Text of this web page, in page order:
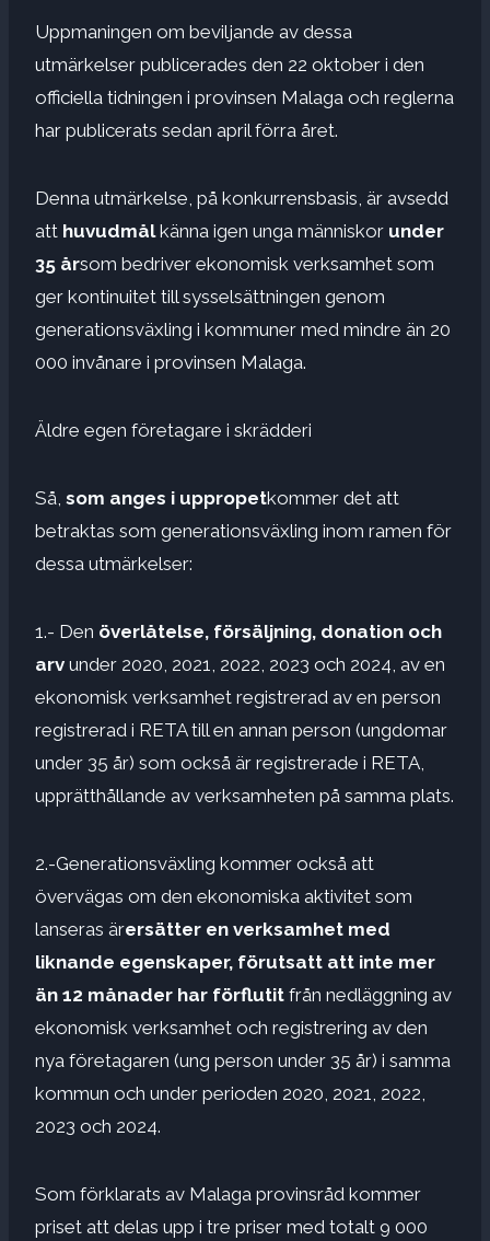
Uppmaningen om beviljande av dessa
utmärkelser publicerades den 22 oktober i den
officiella tidningen i provinsen Malaga och reglerna
har publicerats sedan april förra året.
Denna utmärkelse, på konkurrensbasis, är avsedd
att huvudmålkänna igen unga människor under
35 årsom bedriver ekonomisk verksamhet som
ger kontinuitet till sysselsättningen genom
generationsväxling i kommuner med mindre än 20
000 invånare i provinsen Malaga.
Äldre egen företagare i skrädderi
Så, som anges i uppropetkommer det att
betraktas som generationsväxling inom ramen för
dessa utmärkelser:
1.- Den överlåtelse, försäljning, donation och
arv under 2020, 2021, 2022, 2023 och 2024, av en
ekonomisk verksamhet registrerad av en person
registrerad i RETA till en annan person (ungdomar
under 35 år) som också är registrerade i RETA,
upprätthållande av verksamheten på samma plats.
2.-Generationsväxling kommer också att
övervägas om den ekonomiska aktivitet som
lanseras ärersätter en verksamhet med
liknande egenskaper, förutsatt att inte mer
än 12 månader har förflutit från nedläggning av
ekonomisk verksamhet och registrering av den
nya företagaren (ung person under 35 år) i samma
kommun och under perioden 2020, 2021, 2022,
2023 och 2024.
Som förklarats av Malaga provinsråd kommer
priset att delas upp i tre priser med totalt 9 000